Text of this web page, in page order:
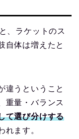
、ラケットのス
自体は増えたと
違うということ
重量・バランス
て選び分けする
れます。